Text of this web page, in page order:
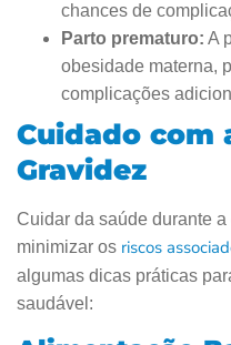
chances de
Parto prematuro: A
obesidade materna,
complicações
Cuidado com
Gravidez
Cuidar da saúde durante
minimizar os riscos
algumas dicas práticas
saudável: